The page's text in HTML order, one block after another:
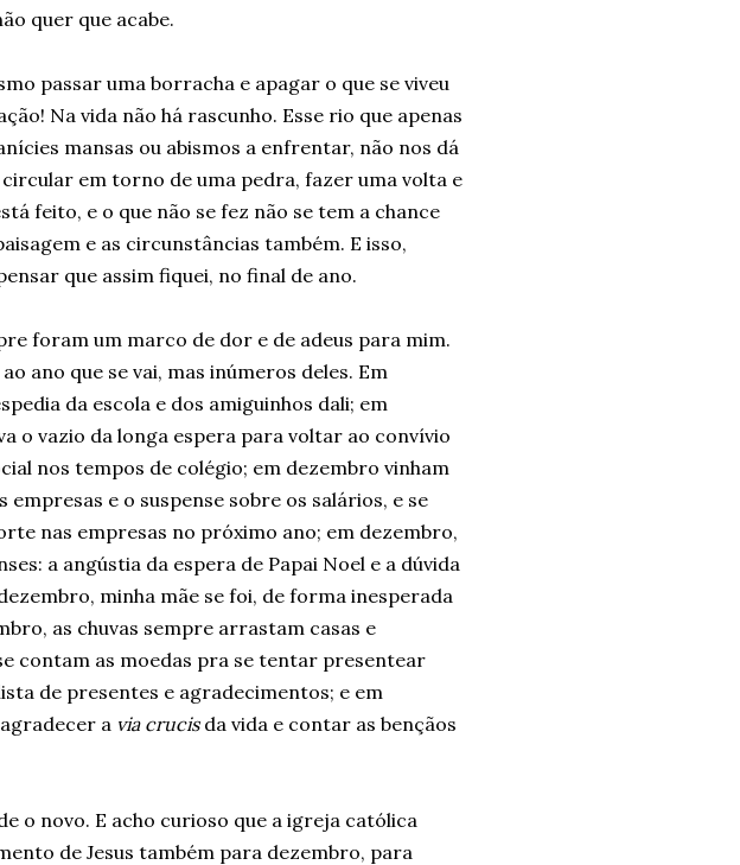
quer que acabe.
passar uma borracha e apagar o que se viveu
Na vida não há rascunho. Esse rio que apenas
mansas ou abismos a enfrentar, não nos dá
em torno de uma pedra, fazer uma volta e
feito, e o que não se fez não se tem a chance
e as circunstâncias também. E isso,
que assim fiquei, no final de ano.
foram um marco de dor e de adeus para mim.
ano que se vai, mas inúmeros deles. Em
da escola e dos amiguinhos dali; em
o vazio da longa espera para voltar ao convívio
nos tempos de colégio; em dezembro vinham
empresas e o suspense sobre os salários, e se
nas empresas no próximo ano; em dezembro,
a angústia da espera de Papai Noel e a dúvida
minha mãe se foi, de forma inesperada
as chuvas sempre arrastam casas e
contam as moedas pra se tentar presentear
de presentes e agradecimentos; e em
a via crucis da vida e contar as bençãos
o novo. E acho curioso que a igreja católica
de Jesus também para dezembro, para